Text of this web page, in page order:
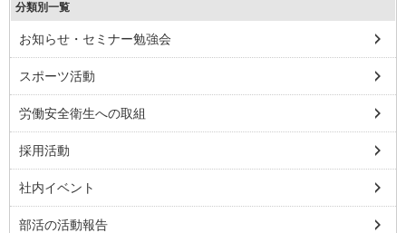
分類別一覧
お知らせ・セミナー勉強会
スポーツ活動
労働安全衛生への取組
採用活動
社内イベント
部活の活動報告